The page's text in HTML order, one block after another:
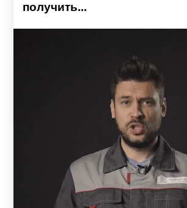
получить...